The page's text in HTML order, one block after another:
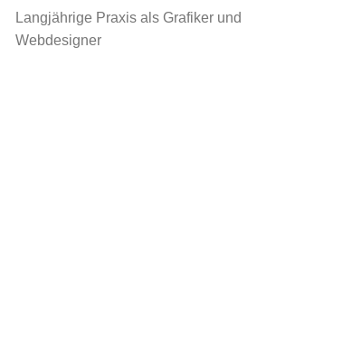
Langjährige Praxis als Grafiker und
Webdesigner